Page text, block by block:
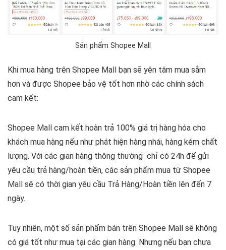
Sản phẩm Shopee Mall
Khi mua hàng trên Shopee Mall bạn sẽ yên tâm mua sắm
hơn và được Shopee bảo vệ tốt hơn nhờ các chính sách
cam kết:
Shopee Mall cam kết hoàn trả 100% giá trị hàng hóa cho
khách mua hàng nếu như phát hiện hàng nhái, hàng kém chất
lượng. Với các gian hàng thông thường chỉ có 24h để gửi
yêu cầu trả hàng/hoàn tiền, các sản phẩm mua từ Shopee
Mall sẽ có thời gian yêu cầu Trả Hàng/Hoàn tiền lên đến 7
ngày.
Tuy nhiên, một số sản phẩm bán trên Shopee Mall sẽ không
có giá tốt như mua tại các gian hàng. Nhưng nếu bạn chưa